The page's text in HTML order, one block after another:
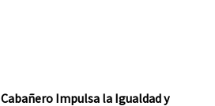
Cabañero Impulsa la Igualdad y